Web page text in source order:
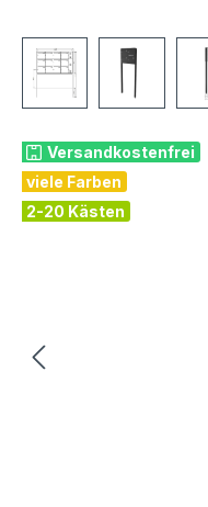
Versandkostenfrei
viele Farben
2-20 Kästen